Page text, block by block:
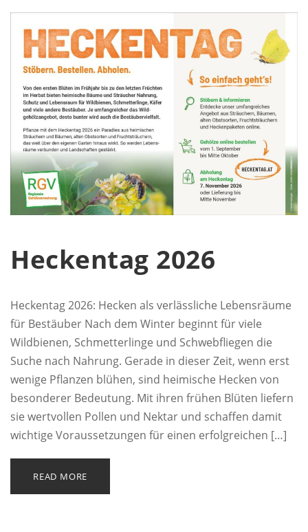
Heckentag 2026
Heckentag 2026: Hecken als verlässliche Lebensräume
für Bestäuber Nach dem Winter beginnt für viele
Wildbienen, Schmetterlinge und Schwebfliegen die
Suche nach Nahrung. Gerade in dieser Zeit, wenn erst
wenige Pflanzen blühen, sind heimische Hecken von
besonderer Bedeutung. Mit ihren frühen Blüten liefern
sie wertvollen Pollen und Nektar und schaffen damit
wichtige Voraussetzungen für einen erfolgreichen […]
READ MORE